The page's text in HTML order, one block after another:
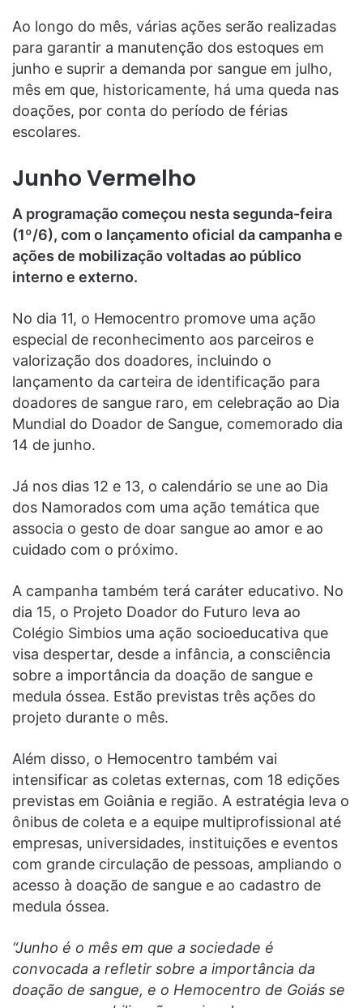
Ao longo do mês, várias ações serão realizadas
para garantir a manutenção dos estoques em
junho e suprir a demanda por sangue em julho,
mês em que, historicamente, há uma queda nas
doações, por conta do período de férias
escolares.
Junho Vermelho
A programação começou nesta segunda-feira
(1º/6), com o lançamento oficial da campanha e
ações de mobilização voltadas ao público
interno e externo.
No dia 11, o Hemocentro promove uma ação
especial de reconhecimento aos parceiros e
valorização dos doadores, incluindo o
lançamento da carteira de identificação para
doadores de sangue raro, em celebração ao Dia
Mundial do Doador de Sangue, comemorado dia
14 de junho.
Já nos dias 12 e 13, o calendário se une ao Dia
dos Namorados com uma ação temática que
associa o gesto de doar sangue ao amor e ao
cuidado com o próximo.
A campanha também terá caráter educativo. No
dia 15, o Projeto Doador do Futuro leva ao
Colégio Simbios uma ação socioeducativa que
visa despertar, desde a infância, a consciência
sobre a importância da doação de sangue e
medula óssea. Estão previstas três ações do
projeto durante o mês.
Além disso, o Hemocentro também vai
intensificar as coletas externas, com 18 edições
previstas em Goiânia e região. A estratégia leva o
ônibus de coleta e a equipe multiprofissional até
empresas, universidades, instituições e eventos
com grande circulação de pessoas, ampliando o
acesso à doação de sangue e ao cadastro de
medula óssea.
“Junho é o mês em que a sociedade é
convocada a refletir sobre a importância da
doação de sangue, e o Hemocentro de Goiás se